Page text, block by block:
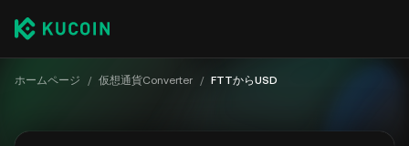
ホームページ / 仮想通貨Converter / FTTからUSD